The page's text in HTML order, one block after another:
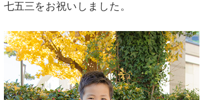
七五三をお祝いしました。